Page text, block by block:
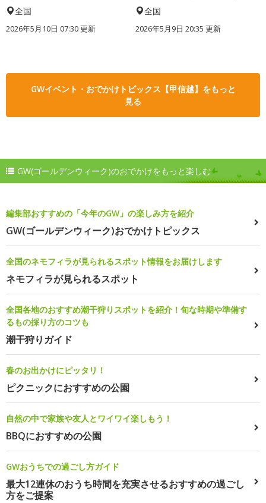
全国
2026年5月10日 07:30 更新
全国
2026年5月9日 20:35 更新
GWイベント・おでかけトピックス【甲信越】をもっと
見る
GW(ゴールデンウィーク)のおでかけをもっと楽しむ
編集部おすすめの「今年のGW」の楽しみ方を紹介
GW(ゴールデンウィーク)おでかけトピックス
全国のネモフィラが見られるスポット情報をお届けします
ネモフィラが見られるスポット
全国各地のおすすめ潮干狩りスポットを紹介！旬な時期や準備す
るもの採り方のコツも
潮干狩りガイド
春のお出かけにピッタリ！
ピクニックにおすすめの公園
自然の中で家族や友人とワイワイ楽しもう！
BBQにおすすめの公園
GWおうちでの過ごし方ガイド
最大12連休のおうち時間を充実させるおすすめの過ごし
方をご提案